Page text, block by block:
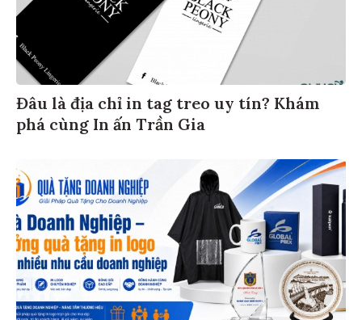
Đâu là địa chỉ in tag treo uy tín? Khám
phá cùng In ấn Trần Gia